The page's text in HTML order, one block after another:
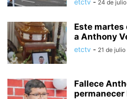
24 de
Este martes
a Anthony
etctv - 21 de
Fallece
permanecer